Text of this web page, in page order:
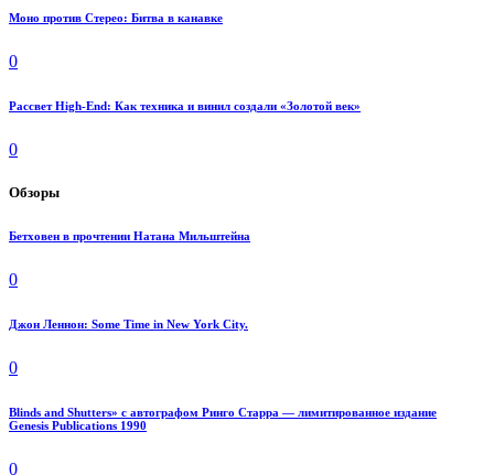
Моно против Стерео: Битва в канавке
0
Рассвет High-End: Как техника и винил создали «Золотой век»
0
Обзоры
Бетховен в прочтении Натана Мильштейна
0
Джон Леннон: Some Time in New York City.
0
Blinds and Shutters» с автографом Ринго Старра — лимитированное издание
Genesis Publications 1990
0